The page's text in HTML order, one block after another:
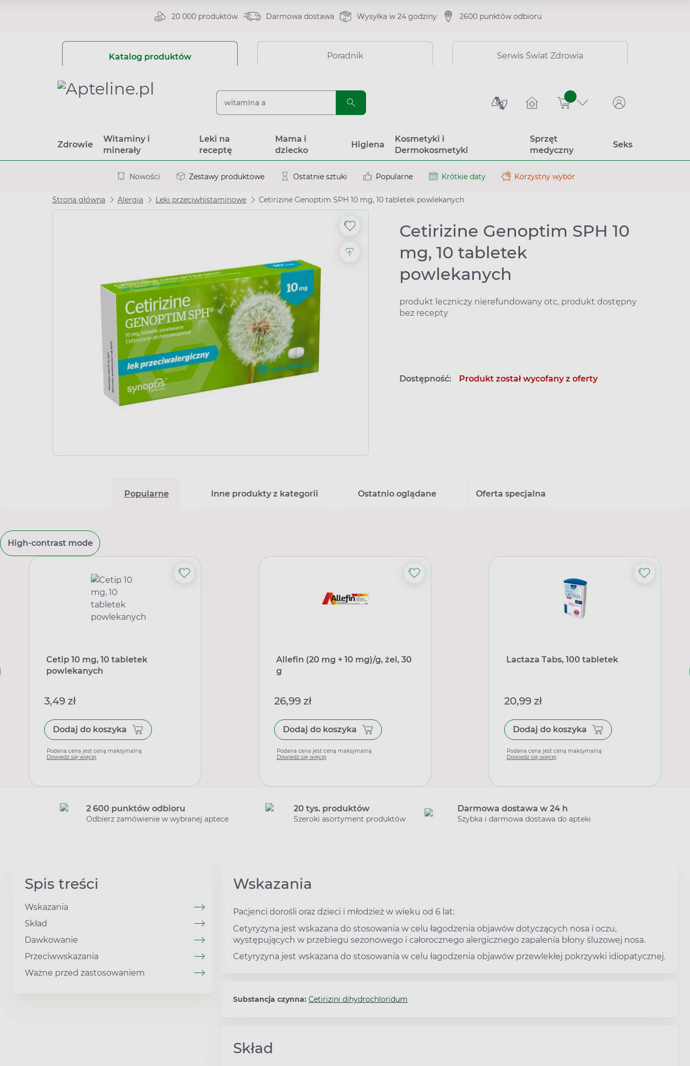
20 000 produktów Darmowa dostawa Wysyłka w 24 godziny 2600 punktów odbioru
Katalog produktów Poradnik Serwis Świat Zdrowia
sztuk
Zdrowie
Witaminy i
minerały
Leki na
receptę
Mama i
dziecko
Higiena
Kosmetyki i
Dermokosmetyki
Sprzęt
medyczny
Seks
Nowości Zestawy produktowe Ostatnie sztuki Popularne Krótkie daty Korzystny wybór
Strona główna Alergia Leki przeciwhistaminowe Cetirizine Genoptim SPH 10 mg, 10 tabletek powlekanych
Cetirizine Genoptim SPH 10
mg, 10 tabletek
powlekanych
produkt leczniczy nierefundowany otc, produkt dostępny
bez recepty
Dostępność: Produkt został wycofany z oferty
Popularne Inne produkty z kategorii Ostatnio oglądane Oferta specjalna
High-contrast mode
Cetip 10 mg, 10 tabletek
powlekanych
3,49 zł
Dodaj do koszyka
Podana cena jest ceną maksymalną
Dowiedz się więcej
Allefin (20 mg + 10 mg)/g, żel, 30
g
26,99 zł
Dodaj do koszyka
Podana cena jest ceną maksymalną
Dowiedz się więcej
Lactaza Tabs, 100 tabletek
20,99 zł
Dodaj do koszyka
Podana cena jest ceną maksymalną
Dowiedz się więcej
2 600 punktów odbioru
Odbierz zamówienie w wybranej aptece
20 tys. produktów
Szeroki asortyment produktów
Darmowa dostawa w 24 h
Szybka i darmowa dostawa do apteki
Spis treści
Wskazania
Skład
Dawkowanie
Przeciwwskazania
Ważne przed zastosowaniem
Wskazania
Pacjenci dorośli oraz dzieci i młodzież w wieku od 6 lat:
Cetyryzyna jest wskazana do stosowania w celu łagodzenia objawów dotyczących nosa i oczu,
występujących w przebiegu sezonowego i całorocznego alergicznego zapalenia błony śluzowej nosa.
Cetyryzyna jest wskazana do stosowania w celu łagodzenia objawów przewlekłej pokrzywki idiopatycznej.
Substancja czynna: Cetirizini dihydrochloridum
Skład